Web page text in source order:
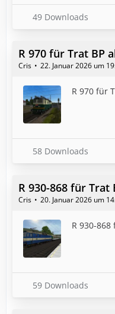
49 Downloads
R 970 für Trat BP
Cris 22. Januar 2026 um
R 970 für
58 Downloads
R 930-868 für Trat
Cris 20. Januar 2026 um
R 930-
59 Downloads